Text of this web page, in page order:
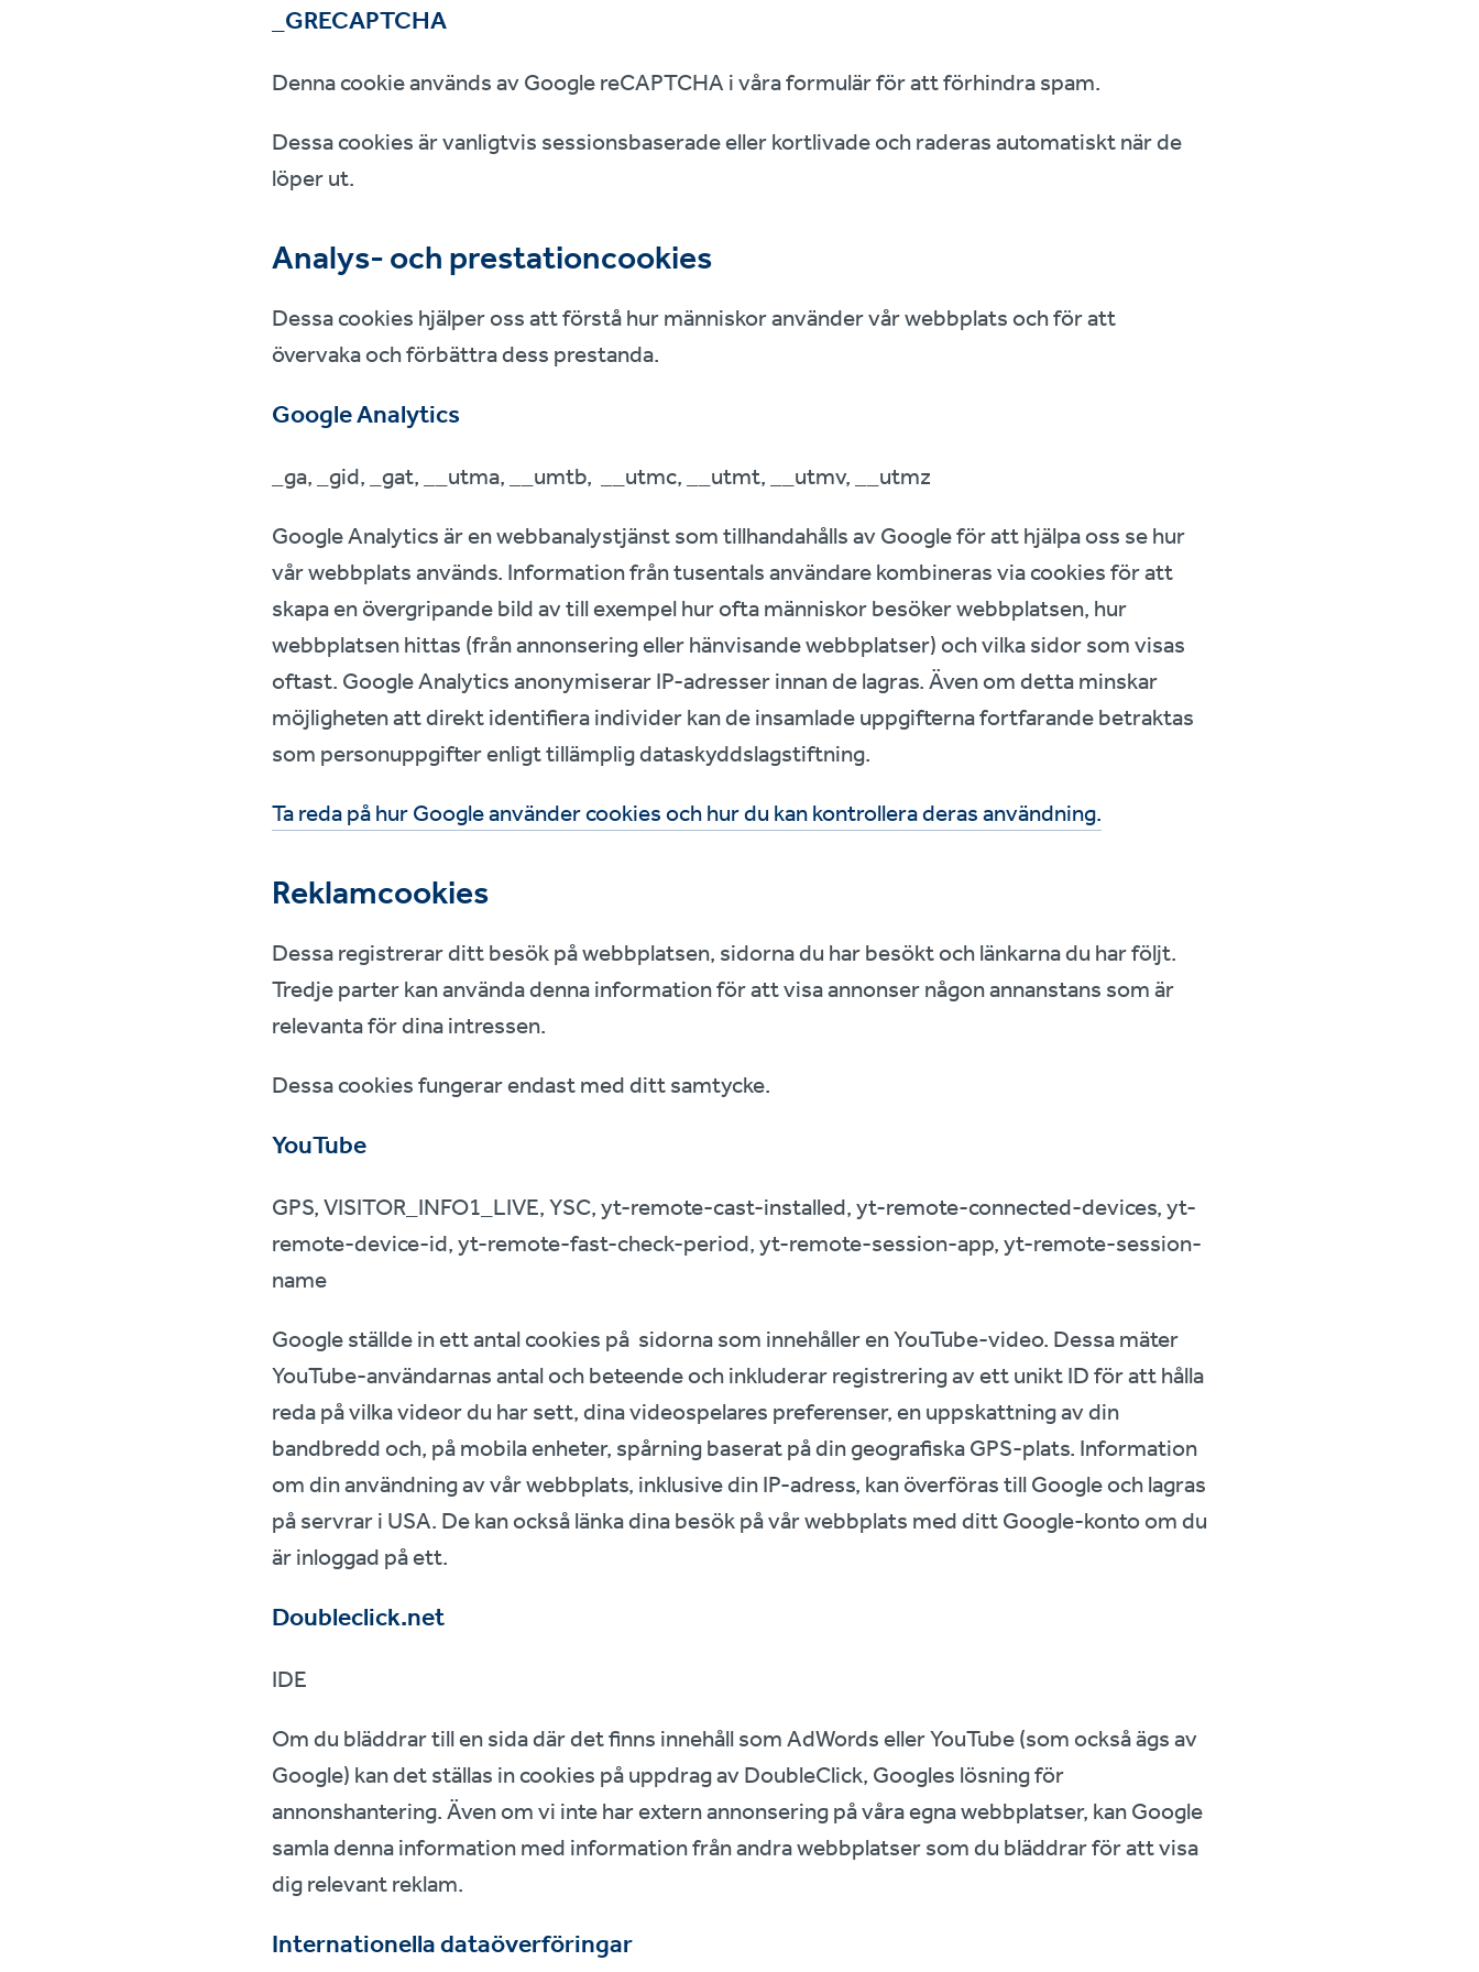
_GRECAPTCHA
Denna cookie används av Google reCAPTCHA i våra formulär för att förhindra spam.
Dessa cookies är vanligtvis sessionsbaserade eller kortlivade och raderas automatiskt när de
löper ut.
Analys- och prestationcookies
Dessa cookies hjälper oss att förstå hur människor använder vår webbplats och för att
övervaka och förbättra dess prestanda.
Google Analytics
_ga, _gid, _gat, __utma, __umtb, __utmc, __utmt, __utmv, __utmz
Google Analytics är en webbanalystjänst som tillhandahålls av Google för att hjälpa oss se hur
vår webbplats används. Information från tusentals användare kombineras via cookies för att
skapa en övergripande bild av till exempel hur ofta människor besöker webbplatsen, hur
webbplatsen hittas (från annonsering eller hänvisande webbplatser) och vilka sidor som visas
oftast. Google Analytics anonymiserar IP‑adresser innan de lagras. Även om detta minskar
möjligheten att direkt identifiera individer kan de insamlade uppgifterna fortfarande betraktas
som personuppgifter enligt tillämplig dataskyddslagstiftning.
Ta reda på hur Google använder cookies och hur du kan kontrollera deras användning.
Reklamcookies
Dessa registrerar ditt besök på webbplatsen, sidorna du har besökt och länkarna du har följt.
Tredje parter kan använda denna information för att visa annonser någon annanstans som är
relevanta för dina intressen.
Dessa cookies fungerar endast med ditt samtycke.
YouTube
GPS, VISITOR_INFO1_LIVE, YSC, yt-remote-cast-installed, yt-remote-connected-devices, yt-
remote-device-id, yt-remote-fast-check-period, yt-remote-session-app, yt-remote-session-
name
Google ställde in ett antal cookies på sidorna som innehåller en YouTube-video. Dessa mäter
YouTube-användarnas antal och beteende och inkluderar registrering av ett unikt ID för att hålla
reda på vilka videor du har sett, dina videospelares preferenser, en uppskattning av din
bandbredd och, på mobila enheter, spårning baserat på din geografiska GPS-plats. Information
om din användning av vår webbplats, inklusive din IP-adress, kan överföras till Google och lagras
på servrar i USA. De kan också länka dina besök på vår webbplats med ditt Google-konto om du
är inloggad på ett.
Doubleclick.net
IDE
Om du bläddrar till en sida där det finns innehåll som AdWords eller YouTube (som också ägs av
Google) kan det ställas in cookies på uppdrag av DoubleClick, Googles lösning för
annonshantering. Även om vi inte har extern annonsering på våra egna webbplatser, kan Google
samla denna information med information från andra webbplatser som du bläddrar för att visa
dig relevant reklam.
Internationella dataöverföringar